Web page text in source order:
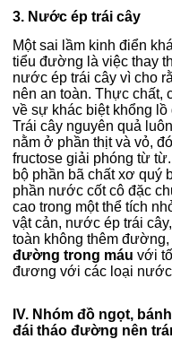
3. Nước ép trái cây
Một sai lầm kinh điển
tiểu đường là việc thay
nước ép trái cây vì cho
nên an toàn. Thực chất,
về sự khác biệt khổng
Trái cây nguyên quả
nằm ở phần thịt và vỏ,
fructose giải phóng từ
bộ phần bã chất xơ quý
phần nước cốt cô đặc
cao trong một thể tích
vật cản, nước ép trái
toàn không thêm
đường trong máu với
đương với các loại
IV. Nhóm đồ ngọt,
đái tháo đường nên